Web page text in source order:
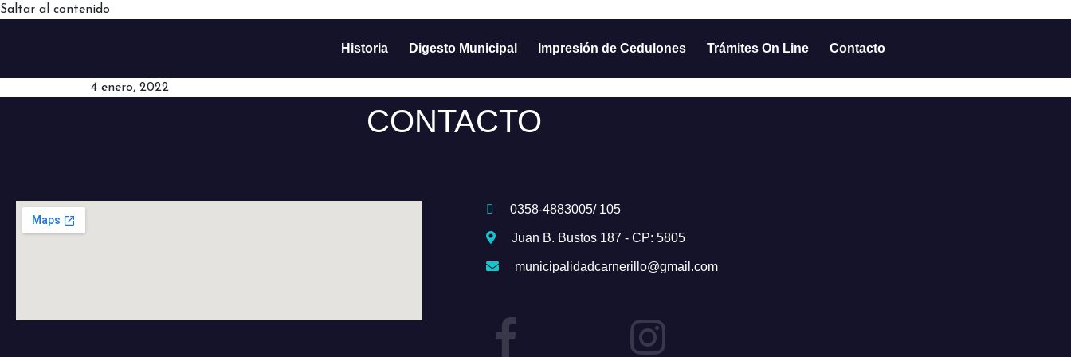
Saltar al contenido
Historia Digesto Municipal Impresión de Cedulones Trámites On Line Contacto
4 enero, 2022
CONTACTO
0358-4883005/ 105
Juan B. Bustos 187 - CP: 5805
municipalidadcarnerillo@gmail.com